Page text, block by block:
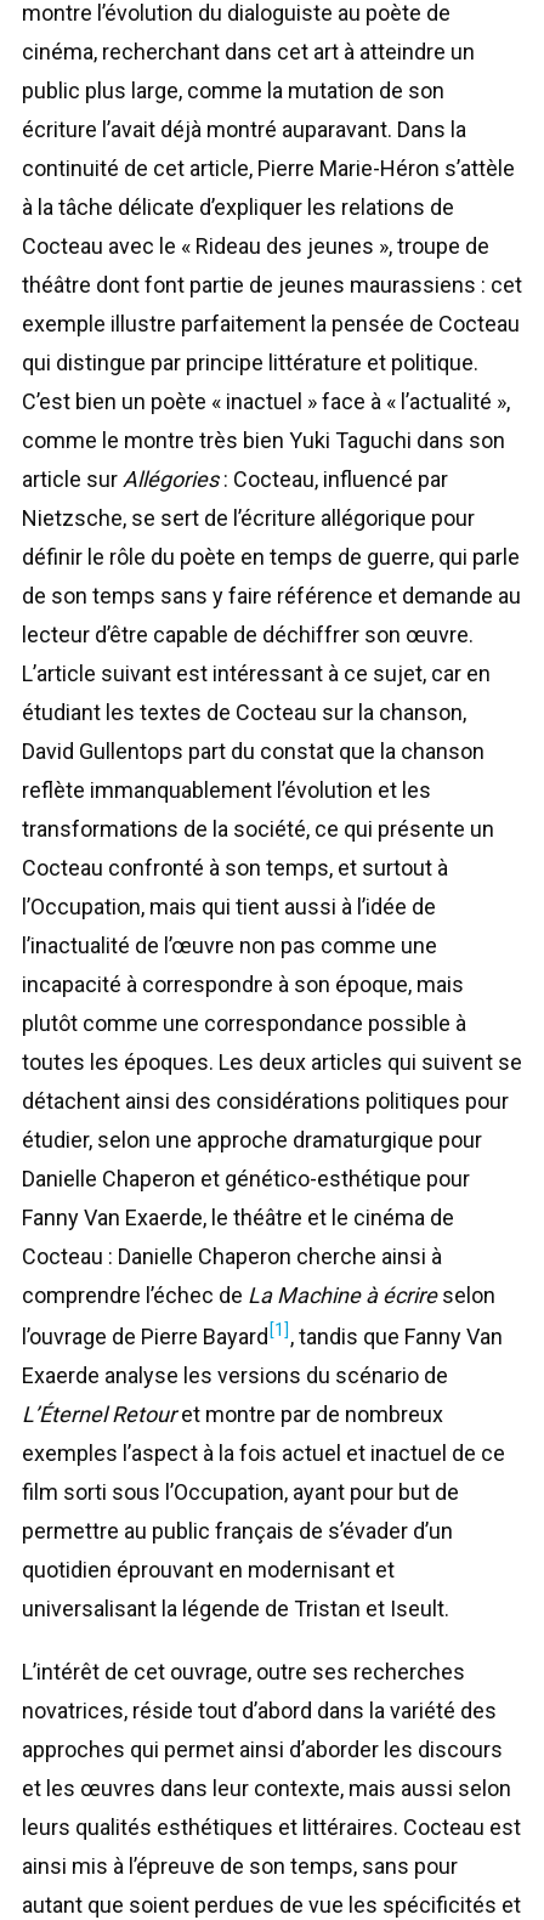
montre l’évolution du dialoguiste au poète de
cinéma, recherchant dans cet art à atteindre un
public plus large, comme la mutation de son
écriture l’avait déjà montré auparavant. Dans la
continuité de cet article, Pierre Marie-Héron s’attèle
à la tâche délicate d’expliquer les relations de
Cocteau avec le « Rideau des jeunes », troupe de
théâtre dont font partie de jeunes maurassiens : cet
exemple illustre parfaitement la pensée de Cocteau
qui distingue par principe littérature et politique.
C’est bien un poète « inactuel » face à « l’actualité »,
comme le montre très bien Yuki Taguchi dans son
article surAllégories: Cocteau, influencé par
Nietzsche, se sert de l’écriture allégorique pour
définir le rôle du poète en temps de guerre, qui parle
de son temps sans y faire référence et demande au
lecteur d’être capable de déchiffrer son œuvre.
L’article suivant est intéressant à ce sujet, car en
étudiant les textes de Cocteau sur la chanson,
David Gullentops part du constat que la chanson
reflète immanquablement l’évolution et les
transformations de la société, ce qui présente un
Cocteau confronté à son temps, et surtout à
l’Occupation, mais qui tient aussi à l’idée de
l’inactualité de l’œuvre non pas comme une
incapacité à correspondre à son époque, mais
plutôt comme une correspondance possible à
toutes les époques. Les deux articles qui suivent se
détachent ainsi des considérations politiques pour
étudier, selon une approche dramaturgique pour
Danielle Chaperon et génético-esthétique pour
Fanny Van Exaerde, le théâtre et le cinéma de
Cocteau : Danielle Chaperon cherche ainsi à
comprendre l’échec de La Machine à écrireselon
l’ouvrage de Pierre Bayard [1] , tandis que Fanny Van
Exaerde analyse les versions du scénario de
L’Éternel Retouret montre par de nombreux
exemples l’aspect à la fois actuel et inactuel de ce
film sorti sous l’Occupation, ayant pour but de
permettre au public français de s’évader d’un
quotidien éprouvant en modernisant et
universalisant la légende de Tristan et Iseult.
L’intérêt de cet ouvrage, outre ses recherches
novatrices, réside tout d’abord dans la variété des
approches qui permet ainsi d’aborder les discours
et les œuvres dans leur contexte, mais aussi selon
leurs qualités esthétiques et littéraires. Cocteau est
ainsi mis à l’épreuve de son temps, sans pour
autant que soient perdues de vue les spécificités et